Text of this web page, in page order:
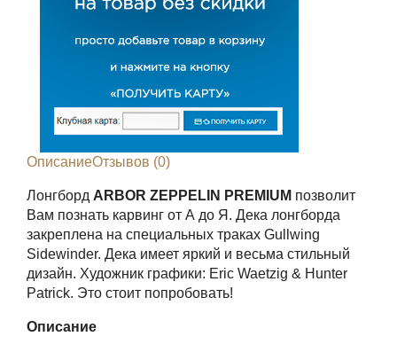
ОписаниеОтзывов (0)
Лонгборд ARBOR ZEPPELIN PREMIUM позволит
Вам познать карвинг от А до Я. Дека лонгборда
закреплена на специальных траках Gullwing
Sidewinder. Дека имеет яркий и весьма стильный
дизайн. Художник графики: Eric Waetzig & Hunter
Patrick. Это стоит попробовать!
Описание